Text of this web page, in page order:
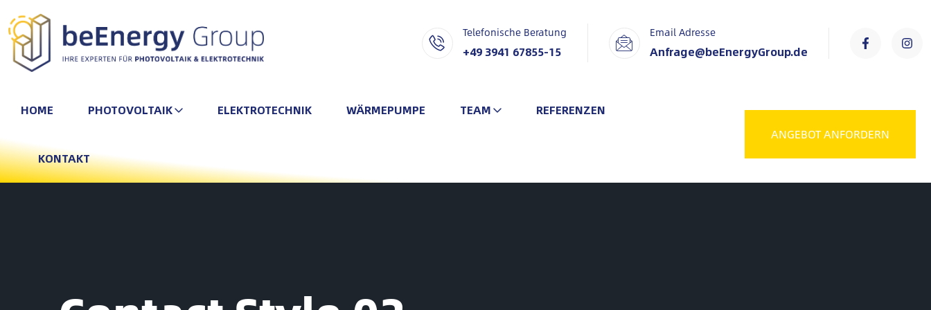
Telefonische Beratung
+49 3941 67855-15
Email Adresse
Anfrage@beEnergyGroup.de
HOME PHOTOVOLTAIK ELEKTROTECHNIK WÄRMEPUMPE TEAM REFERENZEN
KONTAKT
ANGEBOT ANFORDERN